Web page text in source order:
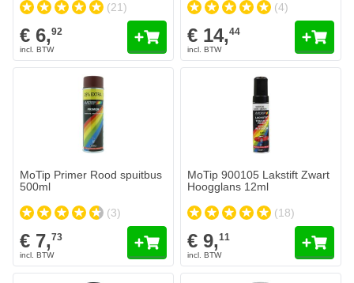
(21)
€ 6,92
(4)
€ 14,44
MoTip Primer Rood spuitbus
500ml
(3)
€ 7,73
MoTip 900105 Lakstift Zwart
Hoogglans 12ml
(18)
€ 9,11